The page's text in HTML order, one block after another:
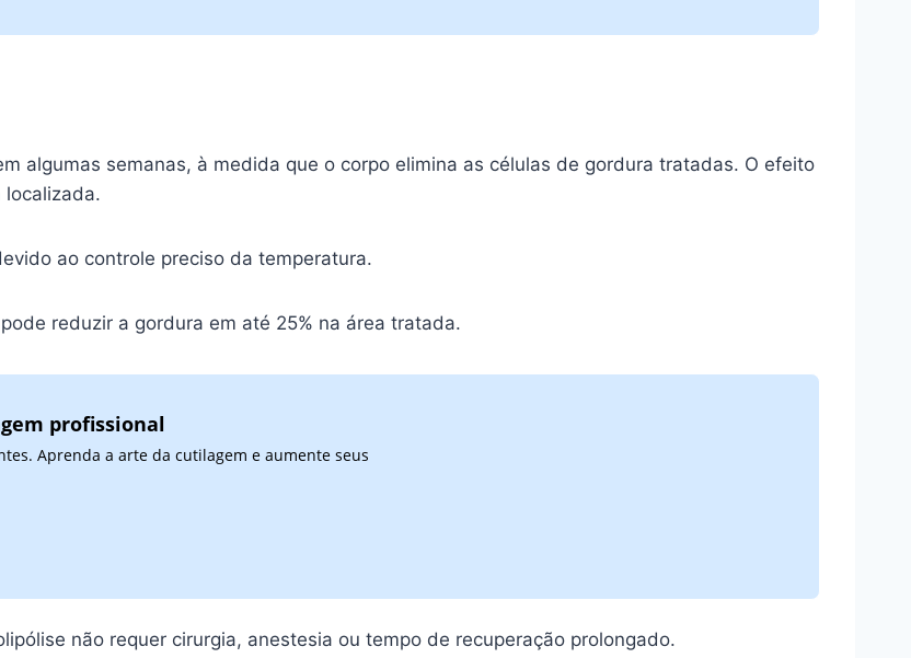
algumas semanas, à medida que o corpo elimina as células de gordura tratadas. O efeito
ao controle preciso da temperatura.
reduzir a gordura em até 25% na área tratada.
profissional
Aprenda a arte da cutilagem e aumente seus
não requer cirurgia, anestesia ou tempo de recuperação prolongado.